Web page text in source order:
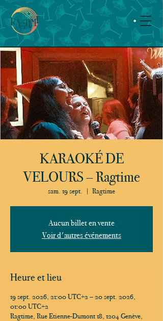
KARAOKÉ DE
VELOURS – Ragtime
sam. 19 sept.
  |
Ragtime
Aucun billet en vente
Voir d'autres événements
Heure et lieu
19 sept. 2026, 21:00 UTC+2 – 20 sept. 2026,
01:00 UTC+2
Ragtime, Rue Etienne-Dumont 18, 1204 Genève,